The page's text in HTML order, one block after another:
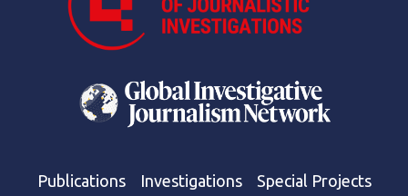
Publications Investigations Special Projects